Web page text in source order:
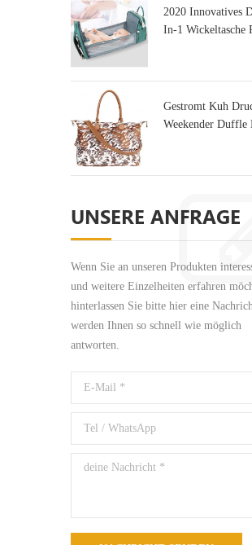
2020 Innovatives
In-1 Wickeltasche
Gestromt Kuh
Weekender Duffle
UNSERE ANFRAGE
Wenn Sie an unseren Produkten
und weitere Einzelheiten erfahren
hinterlassen Sie bitte hier eine
werden Ihnen so schnell wie möglich
antworten.